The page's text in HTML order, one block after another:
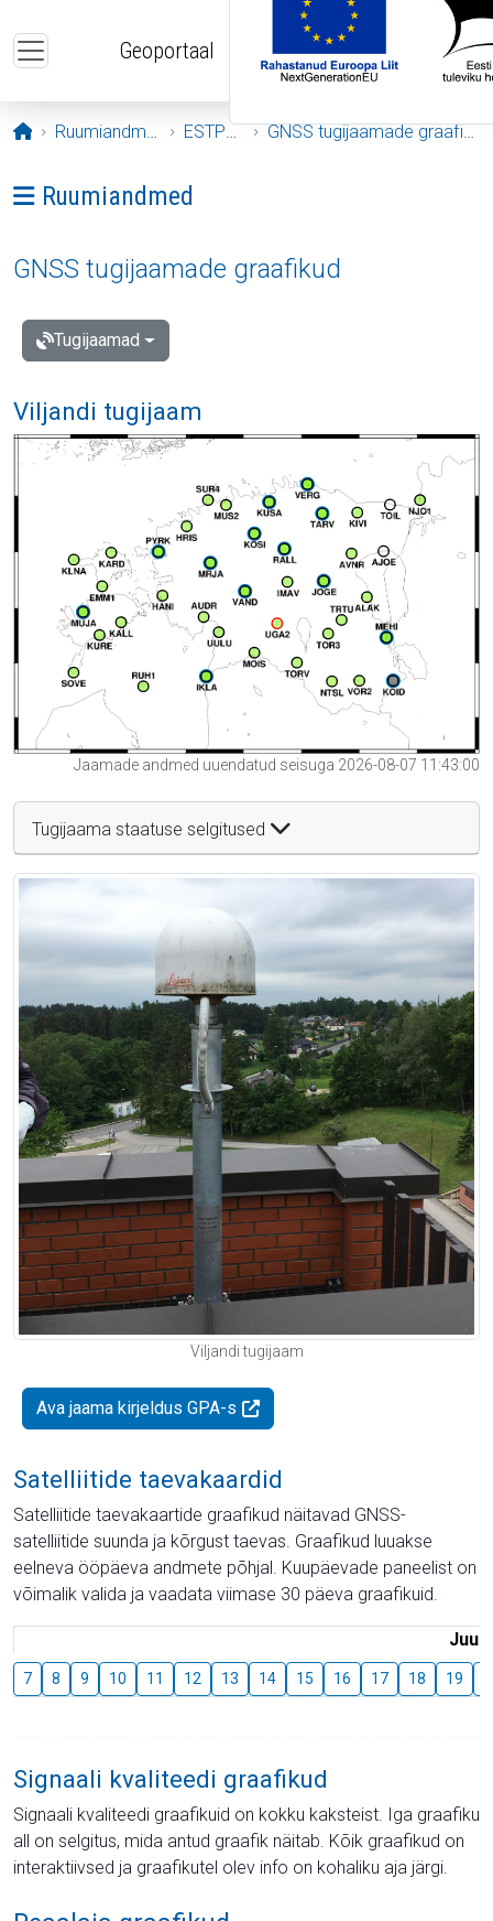
Geoportaal
Avaleht
Ruumiandmed ESTPOS GNSS tugijaamade graafikud
Ava menüü: Ruumiandmed
Ruumiandmed
GNSS tugijaamade graafikud
Tugijaamad
Viljandi tugijaam
Jaamade andmed uuendatud seisuga 2026-08-07 11:43:00
Tugijaama staatuse selgitused
Viljandi tugijaam
Ava jaama kirjeldus GPA-s
Satelliitide taevakaardid
Satelliitide taevakaartide graafikud näitavad GNSS-
satelliitide suunda ja kõrgust taevas. Graafikud luuakse
eelneva ööpäeva andmete põhjal. Kuupäevade paneelist on
võimalik valida ja vaadata viimase 30 päeva graafikuid.
Juuli
7 8 9 10 11 12 13 14 15 16 17 18 19
Signaali kvaliteedi graafikud
Signaali kvaliteedi graafikuid on kokku kaksteist. Iga graafiku
all on selgitus, mida antud graafik näitab. Kõik graafikud on
interaktiivsed ja graafikutel olev info on kohaliku aja järgi.